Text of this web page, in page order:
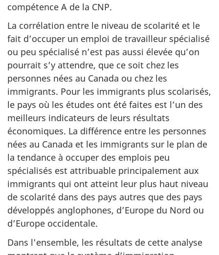
compétence A de la CNP.
La corrélation entre le niveau de scolarité et le
fait d’occuper un emploi de travailleur spécialisé
ou peu spécialisé n’est pas aussi élevée qu’on
pourrait s’y attendre, que ce soit chez les
personnes nées au Canada ou chez les
immigrants. Pour les immigrants plus scolarisés,
le pays où les études ont été faites est l’un des
meilleurs indicateurs de leurs résultats
économiques. La différence entre les personnes
nées au Canada et les immigrants sur le plan de
la tendance à occuper des emplois peu
spécialisés est attribuable principalement aux
immigrants qui ont atteint leur plus haut niveau
de scolarité dans des pays autres que des pays
développés anglophones, d’Europe du Nord ou
d’Europe occidentale.
Dans l’ensemble, les résultats de cette analyse